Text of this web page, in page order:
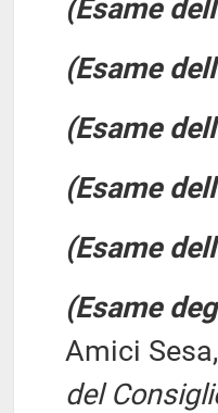
(Esame
(Esame
(Esame
(Esame
(Esame
(Esame
Amici
del